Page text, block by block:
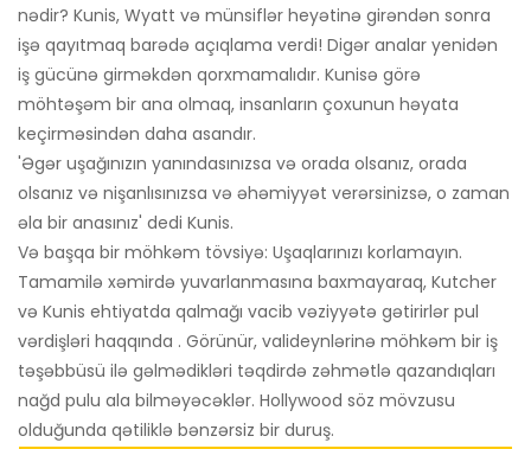
nədir? Kunis, Wyatt və münsiflər heyətinə girəndən sonra
işə qayıtmaq barədə açıqlama verdi! Digər analar yenidən
iş gücünə girməkdən qorxmamalıdır. Kunisə görə
möhtəşəm bir ana olmaq, insanların çoxunun həyata
keçirməsindən daha asandır.
'Əgər uşağınızın yanındasınızsa və orada olsanız, orada
olsanız və nişanlısınızsa və əhəmiyyət verərsinizsə, o zaman
əla bir anasınız' dedi Kunis.
Və başqa bir möhkəm tövsiyə: Uşaqlarınızı korlamayın.
Tamamilə xəmirdə yuvarlanmasına baxmayaraq, Kutcher
və Kunis ehtiyatda qalmağı vacib vəziyyətə gətirirlər pul
vərdişləri haqqında . Görünür, valideynlərinə möhkəm bir iş
təşəbbüsü ilə gəlmədikləri təqdirdə zəhmətlə qazandıqları
nağd pulu ala bilməyəcəklər. Hollywood söz mövzusu
olduğunda qətiliklə bənzərsiz bir duruş.